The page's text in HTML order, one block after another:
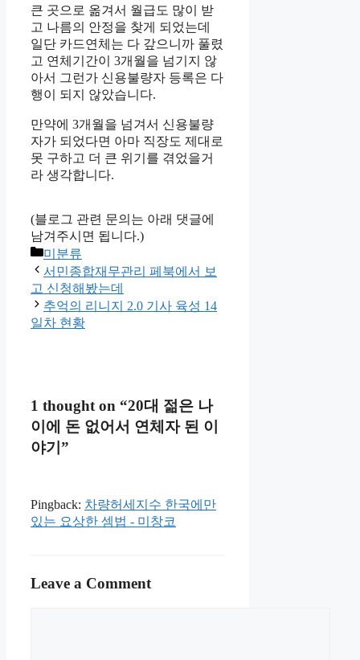
큰 곳으로 옮겨서 월급도 많이 받
고 나름의 안정을 찾게 되었는데
일단 카드연체는 다 갚으니까 풀렸
고 연체기간이 3개월을 넘기지 않
아서 그런가 신용불량자 등록은 다
행이 되지 않았습니다.
만약에 3개월을 넘겨서 신용불량
자가 되었다면 아마 직장도 제대로
못 구하고 더 큰 위기를 겪었을거
라 생각합니다.
(블로그 관련 문의는 아래 댓글에
남겨주시면 됩니다.)
Categories
미분류
서민종합재무관리 페북에서 보
고 신청해봤는데
추억의 리니지 2.0 기사 육성 14
일차 현황
1 thought on “20대 젊은 나
이에 돈 없어서 연체자 된 이
야기”
Pingback: 차량허세지수 한국에만
있는 요상한 셈법 - 미창코
Leave a Comment